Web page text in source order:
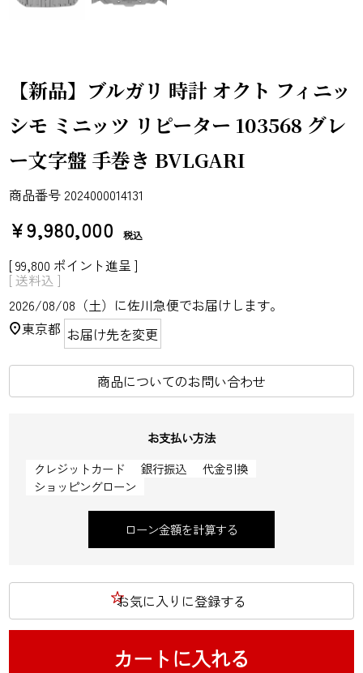
【新品】ブルガリ 時計 オクト フィニッ
シモ ミニッツ リピーター 103568 グレ
ー文字盤 手巻き BVLGARI
商品番号 2024000014131
¥9,980,000 税込
[99,800 ポイント進呈 ]
送料込
2026/08/08（土） に佐川急便でお届けします。
東京都 お届け先を変更
商品についてのお問い合わせ
お支払い方法
クレジットカード
銀行振込
代金引換
ショッピングローン
ローン金額を計算する
お気に入りに登録する
カートに入れる